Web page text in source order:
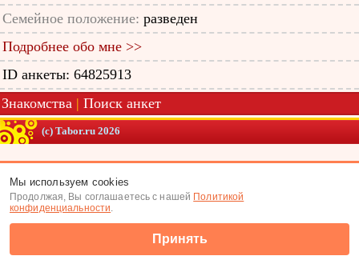
Семейное положение: разведен
Подробнее обо мне >>
ID анкеты: 64825913
Знакомства | Поиск анкет
(c) Tabor.ru 2026
Мы используем cookies
Продолжая, Вы соглашаетесь с нашей Политикой
конфиденциальности.
Принять